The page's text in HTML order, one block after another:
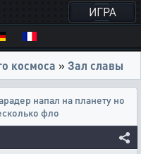
ИГРА
космоса » Зал славы
напал на планету но
фло